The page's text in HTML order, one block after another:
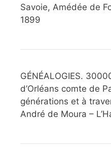
Savoie, Amédée de
1899
GÉNÉALOGIES.
d’Orléans comte de
générations et à
André de Moura –